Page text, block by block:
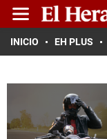
INICIO EH PLUS